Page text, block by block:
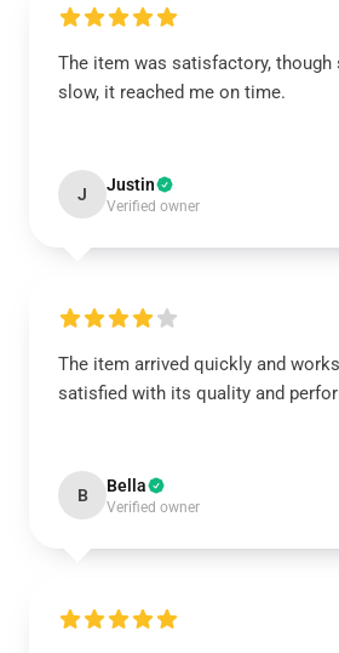
The item was satisfactory, though
slow, it reached me on time.
J Justin
Verified owner
The item arrived quickly and
satisfied with its quality and
B Bella
Verified owner